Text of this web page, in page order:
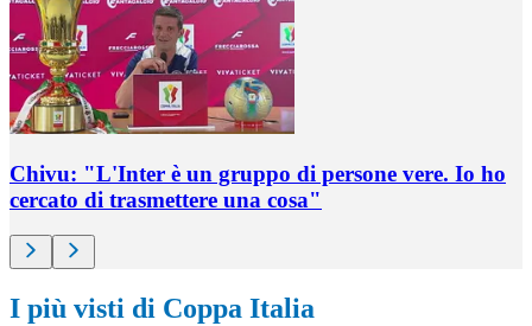
Chivu: "L'Inter è un gruppo di persone vere. Io ho
cercato di trasmettere una cosa"
I più visti di Coppa Italia